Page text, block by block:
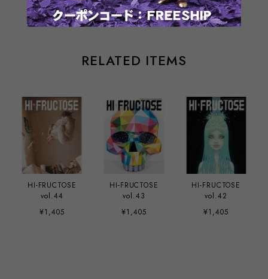
RELATED ITEMS
HI-FRUCTOSE
vol.44
¥1,405
HI-FRUCTOSE
vol.43
¥1,405
HI-FRUCTOSE
vol.42
¥1,405